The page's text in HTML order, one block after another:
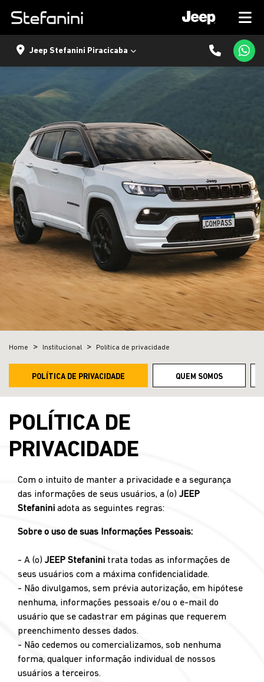
Jeep Stefanini Piracicaba
Home Institucional Política de privacidade
QUEM SOMOS
POLÍTICA DE PRIVACIDADE
POLÍTICA DE
PRIVACIDADE
Com o intuito de manter a privacidade e a segurança
das informações de seus usuários, a (o) JEEP
Stefanini adota as seguintes regras:
Sobre o uso de suas Informações Pessoais:
- A (o) JEEP Stefanini trata todas as informações de
seus usuários com a máxima confidencialidade.
- Não divulgamos, sem prévia autorização, em hipótese
nenhuma, informações pessoais e/ou o e-mail do
usuário que se cadastrar em páginas que requerem
preenchimento desses dados.
- Não cedemos ou comercializamos, sob nenhuma
forma, qualquer informação individual de nossos
usuários a terceiros.